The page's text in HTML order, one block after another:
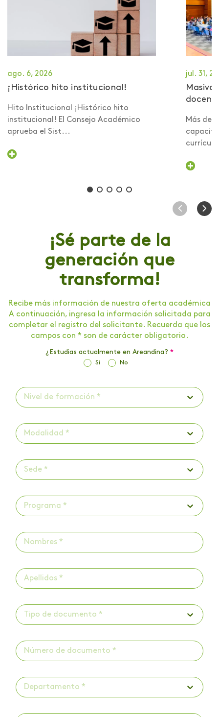
ago. 6, 2026
¡Histórico hito institucional!
Hito Institucional ¡Histórico hito
institucional! El Consejo Académico
aprueba el Sist...
jul. 31,
Más de
¡Sé parte de la
generación que
transforma!
Recibe más información de nuestra oferta académica
A continuación, ingresa la información solicitada para
completar el registro del solicitante. Recuerda que los
campos con * son de carácter obligatorio.
¿Estudias actualmente en Areandina? *
Si No
Nivel de formación *
Modalidad *
Sede *
Programa *
Tipo de documento *
Departamento *